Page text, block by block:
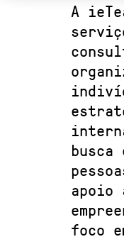
A
busca
apoio
foco